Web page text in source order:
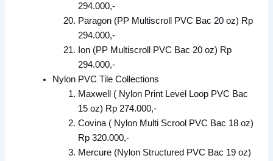
294.000,-
Paragon (PP Multiscroll PVC Bac 20 oz) Rp
294.000,-
Ion (PP Multiscroll PVC Bac 20 oz) Rp
294.000,-
Nylon PVC Tile Collections
Maxwell ( Nylon Print Level Loop PVC Bac
15 oz) Rp 274.000,-
Covina ( Nylon Multi Scrool PVC Bac 18 oz)
Rp 320.000,-
Mercure (Nylon Structured PVC Bac 19 oz)